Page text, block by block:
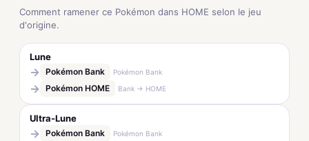
Comment ramener ce Pokémon dans HOME selon le jeu
d'origine.
Lune
→ Pokémon Bank Pokémon Bank
→ Pokémon HOME Bank → HOME
Ultra-Lune
→ Pokémon Bank Pokémon Bank